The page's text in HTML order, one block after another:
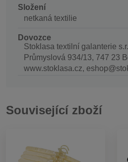
Složení
netkaná textilie
Dovozce
Stoklasa textilní galanterie
Průmyslová 934/13, 747 23
www.stoklasa.cz,
Související zboží